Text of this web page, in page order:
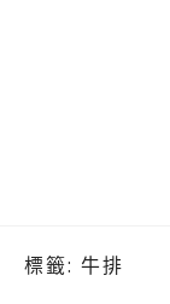
標籤: 牛排